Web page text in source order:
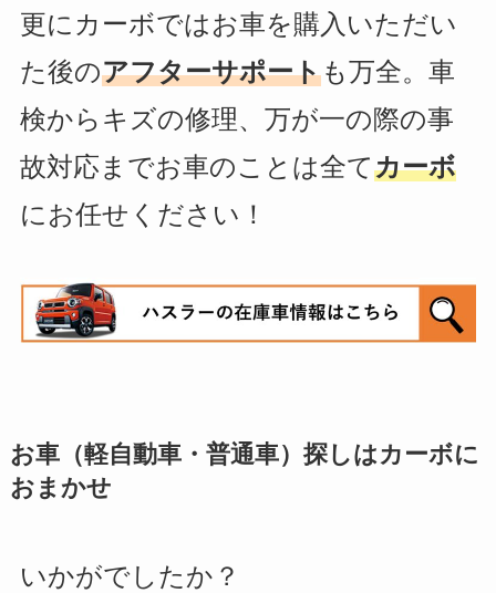
更にカーボではお車を購入いただい
た後のアフターサポートも万全。車
検からキズの修理、万が一の際の事
故対応までお車のことは全てカーボ
にお任せください！
お車（軽自動車・普通車）探しはカーボに
おまかせ
いかがでしたか？